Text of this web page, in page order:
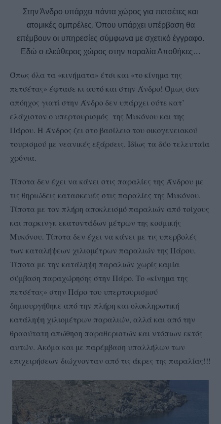
Στην Άνδρο υπάρχει πάντα χώρος για πετσέτες και
ατομικές ομπρέλες. Όπου υπάρχει υπέρβαση θα
επέμβουν οι υπηρεσίες σύμφωνα με σχετικό έγγραφο.
Εδώ ο ελεύθερος χώρος στην παραλία Αποθήκες…
Όπως όλα τα «κινήματα» έτσι και «το κίνημα της
πετσέτας» έφτασε κι αυτό και στην Άνδρο! Όμως σαν
απόηχος γιατί στην Άνδρο δεν υπάρχει ούτε κατ’
ελάχιστον ο υπερτουρισμός της Μυκόνου και της
Πάρου. Η Άνδρος ζει στο βασίλειο του οικογενειακού
τουρισμού με νεανικές εξάρσεις. Ιδίως τα δύο τελευταία
χρόνια.
Τίποτα δεν έχει να κάνει στις παραλίες της Άνδρου με
τις θηριώδεις κατασκευές στις παραλίες της Μυκόνου.
Τίποτα με τον πλήρη αποκλεισμό παραλιών από τοίχους
και παρκινγκ εκατοντάδων μέτρων της κοσμικής
Μυκόνου. Τίποτα δεν έχει να κάνει με τις υπερβολές
των καταλήψεων χιλιομέτρων παραλιών της Πάρου.
Τίποτα με την κατάληψη παραλιών χωρίς καμία
σύμβαση παραχώρησης στην Πάρο. Το «κίνημα της
πετσέτας» στην Πάρο του υπερτουρισμού
δημιουργήθηκε από την πλήρη και ολοκληρωτική
κατάληψη χιλιομέτρων παραλιών, αλλά και από την
θρασύτατη απώθηση παραθεριστών και ντόπιων εκτός
αυτών. Ακόμα και με παρέμβαση υπαλλήλων των
επιχειρήσεων διώχνονταν από τις άκρες της παραλίας!!!